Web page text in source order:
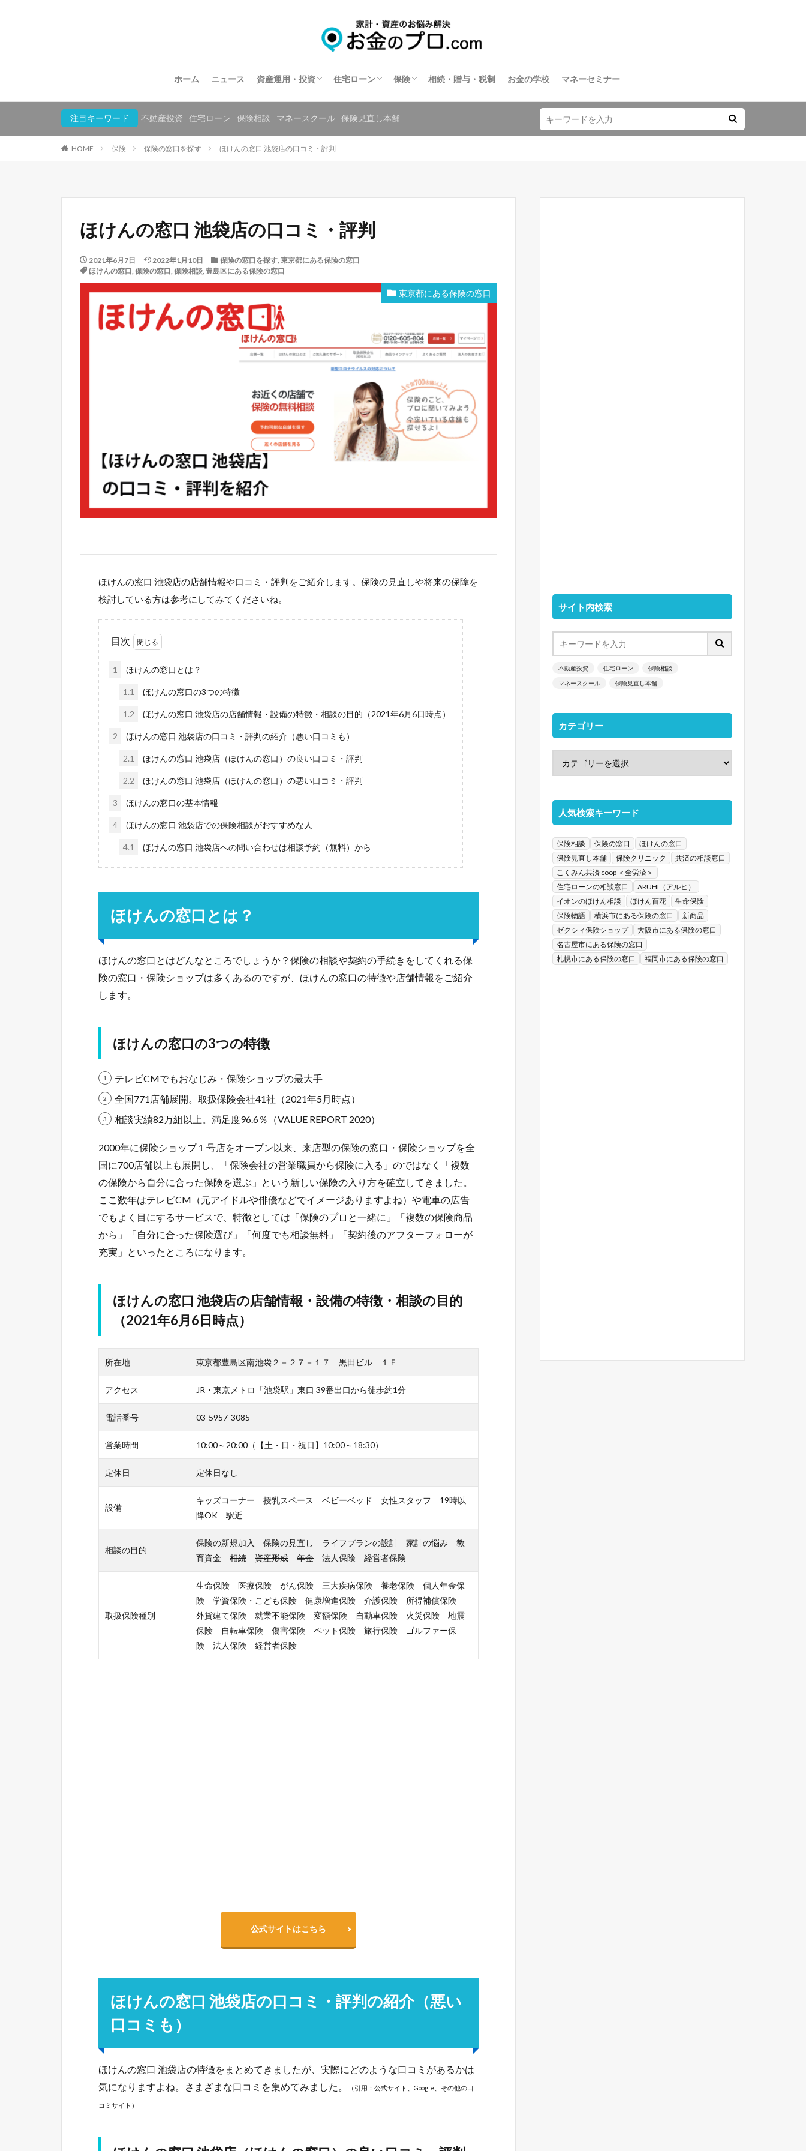
ホーム ニュース 資産運用・投資
不動産投資
住宅ローン
住宅ローン相談
住宅ローンの相談窓口を探す
保険
保険相談
保険の窓口を探す
共済の相談窓口を探す
相続・贈与・税制 お金の学校 マネーセミナー
注目キーワード 不動産投資 住宅ローン 保険相談 マネースクール 保険見直し本舗
HOME 保険 保険の窓口を探す ほけんの窓口 池袋店の口コミ・評判
ほけんの窓口 池袋店の口コミ・評判
2021年6月7日 2022年1月10日 保険の窓口を探す, 東京都にある保険の窓口
ほけんの窓口, 保険の窓口, 保険相談, 豊島区にある保険の窓口
東京都にある保険の窓口
ほけんの窓口 池袋店の店舗情報や口コミ・評判をご紹介します。保険の見直しや将来の保障を
検討している方は参考にしてみてくださいね。
目次
1 ほけんの窓口とは？
1.1 ほけんの窓口の3つの特徴
1.2 ほけんの窓口 池袋店の店舗情報・設備の特徴・相談の目的（2021年6月6日時点）
2 ほけんの窓口 池袋店の口コミ・評判の紹介（悪い口コミも）
2.1 ほけんの窓口 池袋店（ほけんの窓口）の良い口コミ・評判
2.2 ほけんの窓口 池袋店（ほけんの窓口）の悪い口コミ・評判
3 ほけんの窓口の基本情報
4 ほけんの窓口 池袋店での保険相談がおすすめな人
4.1 ほけんの窓口 池袋店への問い合わせは相談予約（無料）から
ほけんの窓口とは？
ほけんの窓口とはどんなところでしょうか？保険の相談や契約の手続きをしてくれる保
険の窓口・保険ショップは多くあるのですが、ほけんの窓口の特徴や店舗情報をご紹介
します。
ほけんの窓口の3つの特徴
テレビCMでもおなじみ・保険ショップの最大手
全国771店舗展開。取扱保険会社41社（2021年5月時点）
相談実績82万組以上。満足度96.6％（VALUE REPORT 2020）
2000年に保険ショップ１号店をオープン以来、来店型の保険の窓口・保険ショップを全
国に700店舗以上も展開し、「保険会社の営業職員から保険に入る」のではなく「複数
の保険から自分に合った保険を選ぶ」という新しい保険の入り方を確立してきました。
ここ数年はテレビCM（元アイドルや俳優などでイメージありますよね）や電車の広告
でもよく目にするサービスで、特徴としては「保険のプロと一緒に」「複数の保険商品
から」「自分に合った保険選び」「何度でも相談無料」「契約後のアフターフォローが
充実」といったところになります。
ほけんの窓口 池袋店の店舗情報・設備の特徴・相談の目的
（2021年6月6日時点）
所在地 東京都豊島区南池袋２－２７－１７ 黒田ビル １Ｆ
アクセス JR・東京メトロ「池袋駅」東口 39番出口から徒歩約1分
電話番号 03-5957-3085
営業時間 10:00～20:00（【土・日・祝日】10:00～18:30）
定休日 定休日なし
設備
キッズコーナー 授乳スペース ベビーベッド 女性スタッフ 19時以
降OK 駅近
相談の目的
保険の新規加入 保険の見直し ライフプランの設計 家計の悩み 教
育資金 相続 資産形成 年金 法人保険 経営者保険
取扱保険種別
生命保険 医療保険 がん保険 三大疾病保険 養老保険 個人年金保
険 学資保険・こども保険 健康増進保険 介護保険 所得補償保険
外貨建て保険 就業不能保険 変額保険 自動車保険 火災保険 地震
保険 自転車保険 傷害保険 ペット保険 旅行保険 ゴルファー保
険 法人保険 経営者保険
公式サイトはこちら
ほけんの窓口 池袋店の口コミ・評判の紹介（悪い
口コミも）
ほけんの窓口 池袋店の特徴をまとめてきましたが、実際にどのような口コミがあるかは
気になりますよね。さまざまな口コミを集めてみました。
（引用：公式サイト、Google、その他の口
コミサイト）
サイト内検索
不動産投資 住宅ローン 保険相談
マネースクール 保険見直し本舗
カテゴリー
人気検索キーワード
保険相談 保険の窓口
ほけんの窓口
保険見直し本舗
保険クリニック
共済の相談窓口
こくみん共済 coop ＜全労済＞
住宅ローンの相談窓口
ARUHI（アルヒ）
イオンのほけん相談
ほけん百花
生命保険
保険物語
横浜市にある保険の窓口
新商品
ゼクシィ保険ショップ
大阪市にある保険の窓口
名古屋市にある保険の窓口
札幌市にある保険の窓口
福岡市にある保険の窓口